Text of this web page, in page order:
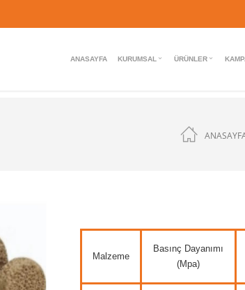
ANASAYFA KURUMSAL ÜRÜNLER
Malzeme
Basınç Dayanımı
(Mpa)